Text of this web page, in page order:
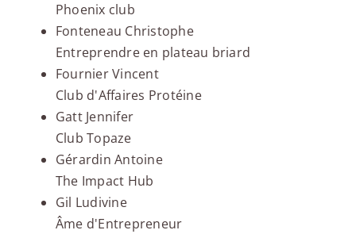
Phoenix club
Fonteneau Christophe
Entreprendre en plateau briard
Fournier Vincent
Club d'Affaires Protéine
Gatt Jennifer
Club Topaze
Gérardin Antoine
The Impact Hub
Gil Ludivine
Âme d'Entrepreneur